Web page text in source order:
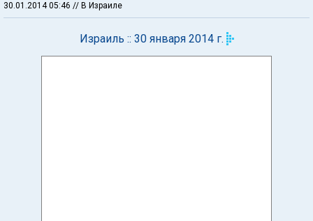
30.01.2014 05:46 // В Израиле
Израиль :: 30 января 2014 г.